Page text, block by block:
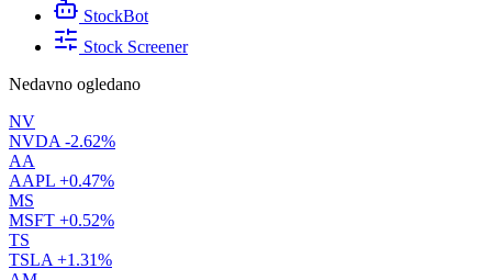
StockBot
Stock Screener
Nedavno ogledano
NV
NVDA -2.62%
AA
AAPL +0.47%
MS
MSFT +0.52%
TS
TSLA +1.31%